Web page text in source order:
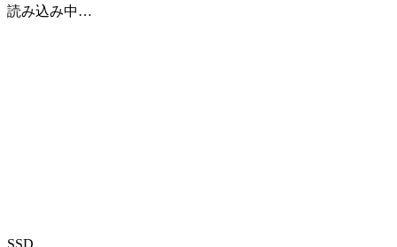
読み込み中…
SSD